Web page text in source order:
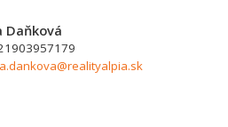
Daňková